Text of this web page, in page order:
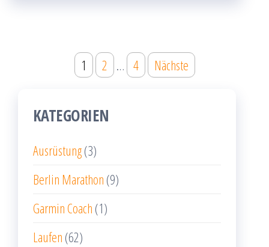
Beitragsnavigation
1 2 … 4 Nächste
KATEGORIEN
Ausrüstung(3)
Berlin Marathon (9)
Garmin Coach (1)
Laufen (62)